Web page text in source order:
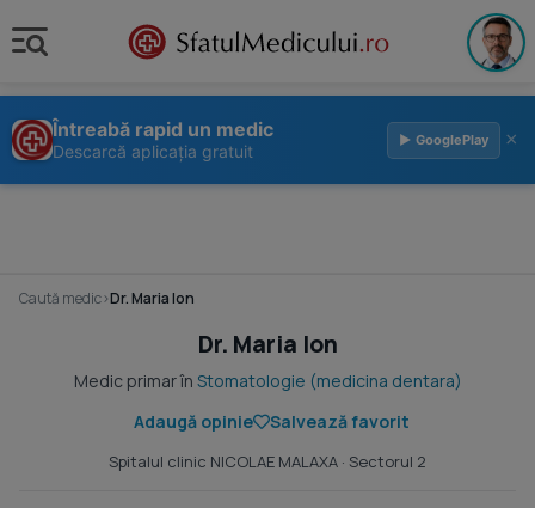
Întreabă rapid un medic
Descarcă aplicația gratuit
▶ GooglePlay ×
Caută medic›Dr. Maria Ion
Dr. Maria Ion
Medic primar în Stomatologie (medicina dentara)
Adaugă opinie
Salvează favorit
Spitalul clinic NICOLAE MALAXA · Sectorul 2